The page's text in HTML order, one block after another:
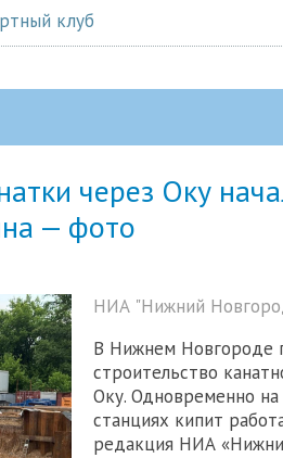
клуб
через Оку
— фото
НИА "Нижний
В Нижнем Новгороде
строительство
Оку. Одновременно на
станциях кипит
редакция НИА